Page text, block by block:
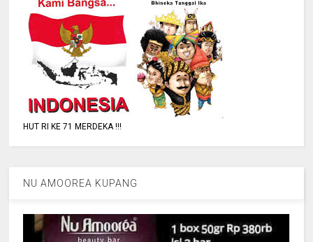
HUT RI KE 71 MERDEKA !!!
NU AMOOREA KUPANG